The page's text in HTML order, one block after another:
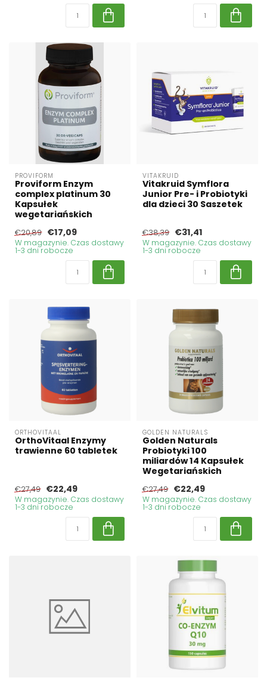
PROVIFORM
Proviform Enzym
complex platinum 30
Kapsułek
wegetariańskich
€20,89 €17,09
W magazynie. Czas dostawy
1-3 dni robocze
VITAKRUID
Vitakruid Symflora
Junior Pre- i Probiotyki
dla dzieci 30 Saszetek
€38,39 €31,41
W magazynie. Czas dostawy
1-3 dni robocze
ORTHOVITAAL
OrthoVitaal Enzymy
trawienne 60 tabletek
€27,49 €22,49
W magazynie. Czas dostawy
1-3 dni robocze
GOLDEN NATURALS
Golden Naturals
Probiotyki 100
miliardów 14 Kapsułek
Wegetariańskich
€27,49 €22,49
W magazynie. Czas dostawy
1-3 dni robocze